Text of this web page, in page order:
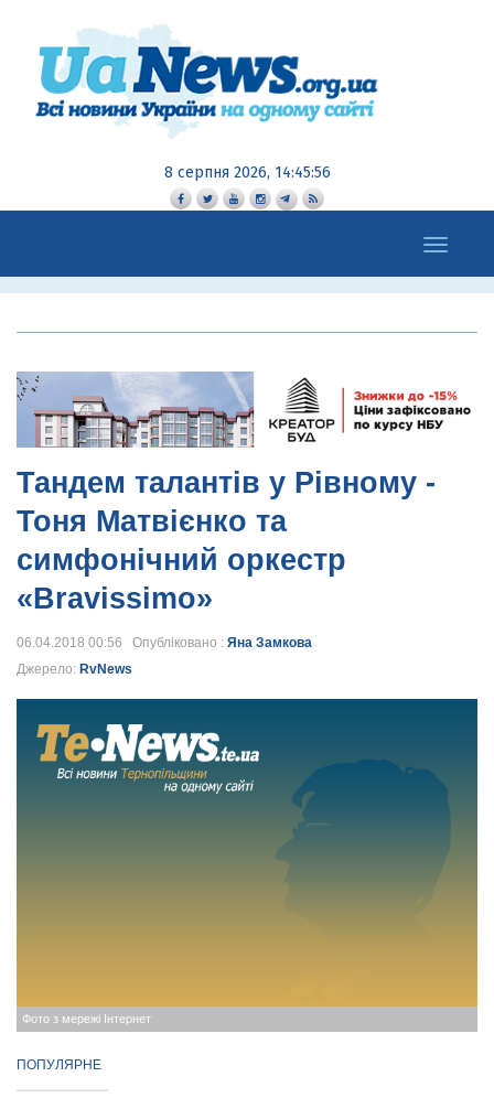
8 серпня 2026, 14:45:57
Toggle
navigation
Тандем талантів у Рівному -
Тоня Матвієнко та
симфонічний оркестр
«Bravissimo»
06.04.2018 00:56 Опубліковано : Яна Замкова
Джерело: RvNews
Фото з мережі Інтернет
ПОПУЛЯРНЕ